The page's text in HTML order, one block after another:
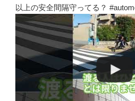
以上の安全間隔守ってる？